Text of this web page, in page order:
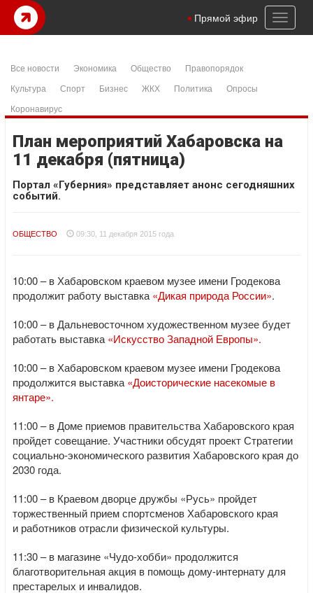
Toggle
Прямой эфир
Все новости Экономика Общество
Правопорядок
Культура
Спорт Бизнес ЖКХ Политика
Опросы
Коронавирус
План мероприятий Хабаровска на
11 декабря (пятница)
Портал «Губерния» представляет анонс сегодняшних
событий.
ОБЩЕСТВО 09:30, 11 декабря 2015 года
10:00 – в Хабаровском краевом музее имени Гродекова
продолжит работу выставка «Дикая природа России».
10:00 – в Дальневосточном художественном музее будет
работать выставка «Искусство Западной Европы».
10:00 – в Хабаровском краевом музее имени Гродекова
продолжится выставка «Доисторические насекомые в
янтаре».
11:00 – в Доме приемов правительства Хабаровского края
пройдет совещание. Участники обсудят проект Стратегии
социально-экономического развития Хабаровского края до
2030 года.
11:00 – в Краевом дворце дружбы «Русь» пройдет
торжественный прием спортсменов Хабаровского края
и работников отрасли физической культуры.
11:30 – в магазине «Чудо-хобби» продолжится
благотворительная акция в помощь дому-интернату для
престарелых и инвалидов.